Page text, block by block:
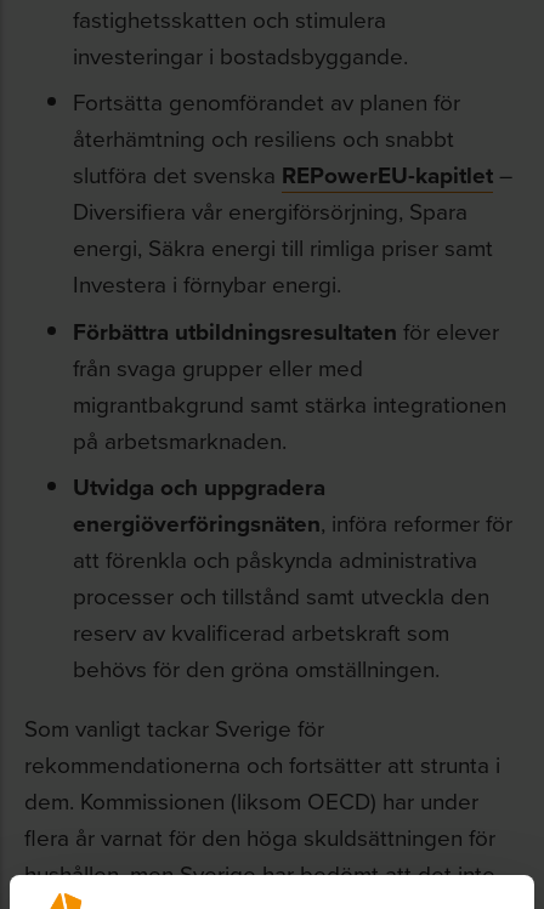
fastighetsskatten och stimulera
investeringar i bostadsbyggande.
Fortsätta genomförandet av planen för
återhämtning och resiliens och snabbt
slutföra det svenska REPowerEU-kapitlet –
Diversifiera vår energiförsörjning, Spara
energi, Säkra energi till rimliga priser samt
Investera i förnybar energi.
Förbättra utbildningsresultaten för elever
från svaga grupper eller med
migrantbakgrund samt stärka integrationen
på arbetsmarknaden.
Utvidga och uppgradera
energiöverföringsnäten, införa reformer för
att förenkla och påskynda administrativa
processer och tillstånd samt utveckla den
reserv av kvalificerad arbetskraft som
behövs för den gröna omställningen.
Som vanligt tackar Sverige för
rekommendationerna och fortsätter att strunta i
dem. Kommissionen (liksom OECD) har under
flera år varnat för den höga skuldsättningen för
hushållen, men Sverige har bedömt att det inte